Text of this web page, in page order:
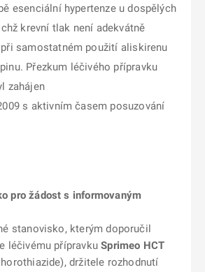
esenciální hypertenze u dospělých
krevní tlak není adekvátně
samostatném použití aliskirenu
Přezkum léčivého přípravku
zahájen
s aktivním časem posuzování
pro žádost s informovaným
stanovisko, kterým doporučil
léčivému přípravkuSprimeo HCT
držitele rozhodnutí